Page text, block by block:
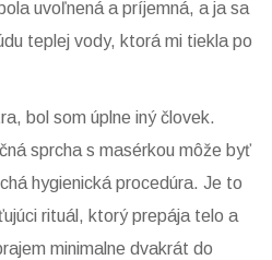
uvoľnená a príjemná, a ja sa
teplej vody, ktorá mi tiekla po
bol som úplne iný človek.
sprcha s masérkou môže byť
hygienická procedúra. Je to
rituál, ktorý prepája telo a
minimalne dvakrát do